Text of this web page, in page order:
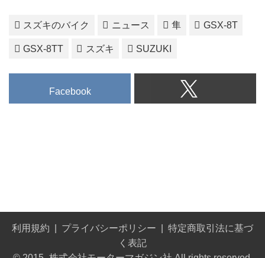
スズキのバイク ニュース 隼 GSX-8T
GSX-8TT スズキ SUZUKI
Facebook
利用規約 プライバシーポリシー
特定商取引法に基づ
く表記